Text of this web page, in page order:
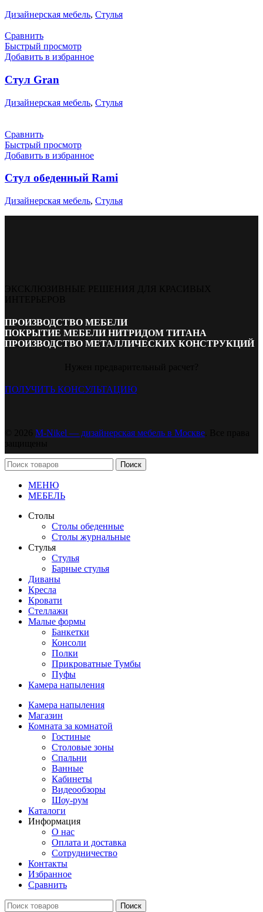
Дизайнерская мебель, Стулья
Сравнить
Быстрый просмотр
Добавить в избранное
Стул Gran
Дизайнерская мебель, Стулья
Сравнить
Быстрый просмотр
Добавить в избранное
Стул обеденный Rami
Дизайнерская мебель, Стулья
ПРОИЗВОДСТВО МЕБЕЛИ
ПОКРЫТИЕ МЕБЕЛИ НИТРИДОМ ТИТАНА
ПРОИЗВОДСТВО МЕТАЛЛИЧЕСКИХ КОНСТРУКЦИЙ
ПОЛУЧИТЬ КОНСУЛЬТАЦИЮ
M-Nikel — дизайнерская мебель в Москве
Поиск
МЕНЮ
МЕБЕЛЬ
Столы
Столы обеденные
Столы журнальные
Стулья
Стулья
Барные стулья
Диваны
Кресла
Кровати
Стеллажи
Малые формы
Банкетки
Консоли
Полки
Прикроватные Тумбы
Пуфы
Камера напыления
Камера напыления
Магазин
Комната за комнатой
Гостиные
Столовые зоны
Спальни
Ванные
Кабинеты
Видеообзоры
Шоу-рум
Каталоги
Информация
О нас
Оплата и доставка
Сотрудничество
Контакты
Избранное
Сравнить
Поиск